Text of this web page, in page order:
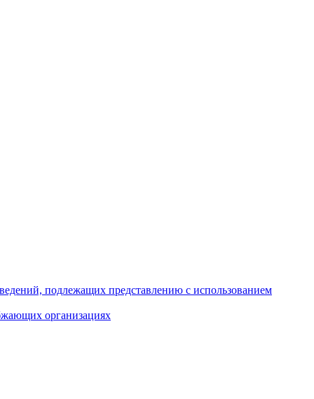
подлежащих представлению с использованием
организациях